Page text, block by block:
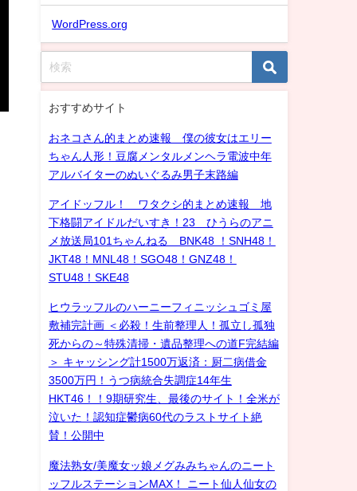
WordPress.org
おすすめサイト
おネコさん的まとめ速報 僕の彼女はエリー
ちゃん人形！豆腐メンタルメンヘラ電波中年
アルバイターのぬいぐるみ男子末路編
アイドッフル！ ワタクシ的まとめ速報 地
下格闘アイドルだいすき！23 ひうらのアニ
メ放送局101ちゃんねる BNK48 ！SNH48！
JKT48！MNL48！SGO48！GNZ48！
STU48！SKE48
ヒウラッフルのハーニーフィニッシュゴミ屋
敷補完計画 ＜必殺！生前整理人！孤立し孤独
死からの～特殊清掃・遺品整理への道F完結編
＞ キャッシング計1500万返済：厨二病借金
3500万円！うつ病統合失調症14年生
HKT46！！9期研究生、最後のサイト！全米が
泣いた！認知症鬱病60代のラストサイト絶
賛！公開中
魔法熟女/美魔女ッ娘メグみみちゃんのニート
ッフルステーションMAX！ ニート仙人仙女の